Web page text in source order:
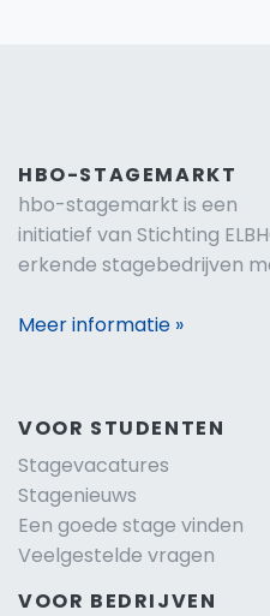
HBO-STAGEMARKT
hbo-stagemarkt is een
initiatief van Stichting
erkende stagebedrijven
Meer informatie »
VOOR STUDENTEN
Stagevacatures
Stagenieuws
Een goede stage vinden
Veelgestelde vragen
VOOR BEDRIJVEN